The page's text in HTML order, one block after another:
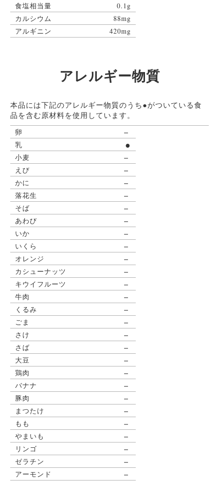
食塩相当量
0.1g
カルシウム
88mg
アルギニン
420mg
アレルギー物質
本品には下記のアレルギー物質のうち●がついている食
品を含む原材料を使用しています。
卵 －
乳 ●
小麦 －
えび －
かに －
落花生 －
そば －
あわび －
いか －
いくら －
オレンジ －
カシューナッツ －
キウイフルーツ －
牛肉 －
くるみ －
ごま －
さけ －
さば －
大豆 －
鶏肉 －
バナナ －
豚肉 －
まつたけ －
もも －
やまいも －
リンゴ －
ゼラチン －
アーモンド －